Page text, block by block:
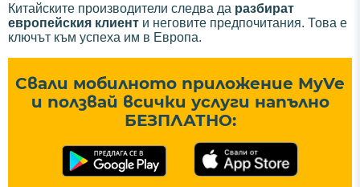
Китайските производители следва да разбират
европейския клиент и неговите предпочитания. Това е
ключът към успеха им в Европа.
Свали мобилното приложение MyVe
и ползвай всички услуги напълно
БЕЗПЛАТНО: